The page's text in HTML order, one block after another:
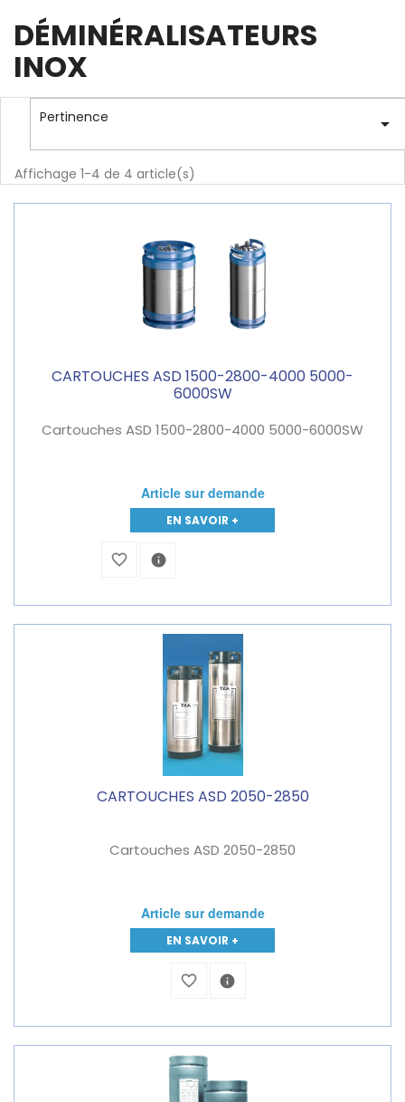
DÉMINÉRALISATEURS
INOX
Pertinence 
Affichage 1-4 de 4 article(s)
CARTOUCHES ASD 1500-2800-4000 5000-
6000SW
Cartouches ASD 1500-2800-4000 5000-6000SW
Article sur demande
EN SAVOIR +
info
favorite_border
CARTOUCHES ASD 2050-2850
Cartouches ASD 2050-2850
Article sur demande
EN SAVOIR +
info
favorite_border